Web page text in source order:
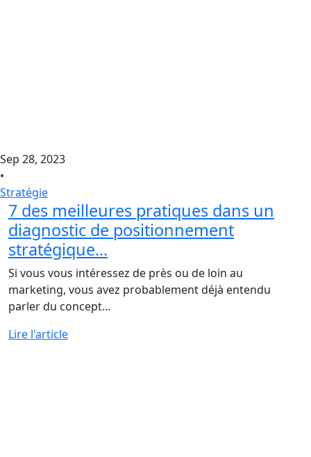
Sep 28, 2023
•
Stratégie
7 des meilleures pratiques dans un
diagnostic de positionnement
stratégique...
Si vous vous intéressez de près ou de loin au
marketing, vous avez probablement déjà entendu
parler du concept...
Lire l'article